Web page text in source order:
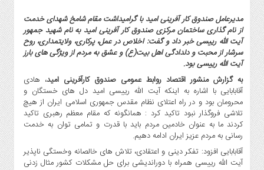
خودرو
استارت
آپ
و
فن
آوری
بانک
،
بیمه
و
ارز
دیجیتال
مدیرعامل صندوق کار آفرینی امید با گرامیداشت مقام شامخ شهدای خدمت
از نام گذاری ساختمان مرکزی صندوق کار آفرینی امید به نام شهید جمهور
آیت الله رییسی خبر داد و گفت: اخلاص در عمل، پرکاری، ولایتمداری، روح
سرشار از محبت و دلدادگی اهل بیت(ع) و عشق به مردم از ویژگی های بارز
آیت الله رییسی بود.
به گزارش منشور اقتصاد روابط عمومی صندوق کارآفرینی امید، هادی
آقابابایی با اشاره به اینکه آیت الله رییسی امید دل های خستگان و
محرومان بود و در راه اعتلای نظام مقدس جمهوری اسلامی ایران از هیچ
تلاشی فروگذار نبود تاکید کرد : همانگونه که مقام معظم رهبری تاکید
کردند ما به عنوان خادمین مردم باید با قدرت و تمامی توان به خدمت
رسانی به مردم عزیز ایران ادامه دهیم.
آقابابایی افزود: تفکر دینی و اعتقادی، تلاش های خالصانه وخستگی ناپذیر
آیت الله رییسی همراه با دوراندیشی برای حل مشکلات کشور مثال زدنی